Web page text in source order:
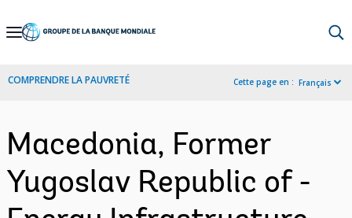
Skip
Navigation
COMPRENDRE LA PAUVRETÉ Cette page en : Français
Macedonia, Former
Yugoslav Republic of -